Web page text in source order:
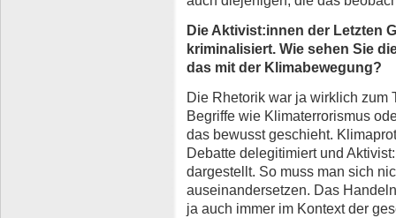
Die Aktivist:innen der Letzten
kriminalisiert. Wie sehen Sie
das mit der Klimabewegung?
Die Rhetorik war ja wirklich zum
Begriffe wie Klimaterrorismus
das bewusst geschieht.
Debatte delegitimiert und
dargestellt. So muss man sich
auseinandersetzen. Das
ja auch immer im Kontext der